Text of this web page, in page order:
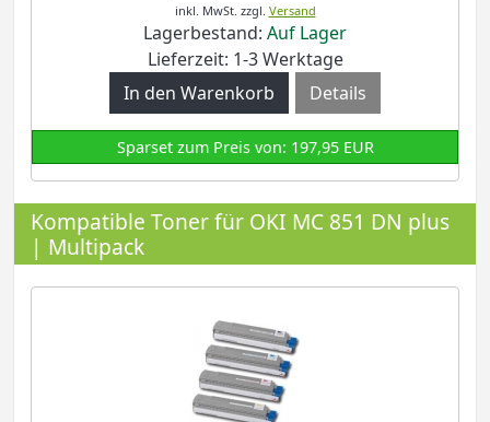
inkl. MwSt. zzgl. Versand
Lagerbestand: Auf Lager
Lieferzeit: 1-3 Werktage
Details
Sparset zum Preis von: 197,95 EUR
Kompatible Toner für OKI MC 851 DN plus
| Multipack